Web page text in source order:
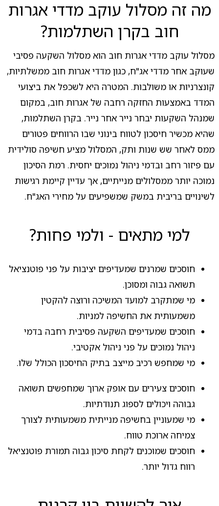
מה זה מסלול עוקב מדדי אגרות
חוב בקרן השתלמות?
מסלול עוקב מדדי אגרות חוב הוא מסלול השקעה פסיבי
שעוקב אחר מדדי אג"ח, כגון מדדי אגרות חוב ממשלתיות,
קונצרניות או משולבות. המטרה היא לשכפל את ביצועי
המדד באמצעות החזקה רחבה של אגרות חוב, במקום
שמנהל השקעות יבחר נייר אחר נייר. בקרן השתלמות,
שהיא מכשיר חיסכון לטווח בינוני שבו הרווחים פטורים
ממס לאחר שש שנות ותק, המסלול מציע חשיפה סולידית
עם פיזור רחב ובדמי ניהול נמוכים יחסית. רמת הסיכון
נמוכה יותר ממסלולים מנייתיים, אך עדיין קיימת רגישות
לשינויים בריבית במשק שמשפיעים על מחירי האג"ח.
למי מתאים - ולמי פחות?
חוסכים שמרנים שמעדיפים יציבות על פני פוטנציאל
תשואה גבוה ומסוכן.
מי שמתקרב למועד המשיכה ורוצה להקטין
משמעותית את החשיפה למניות.
חוסכים שמעדיפים השקעה פסיבית רחבה בדמי
ניהול נמוכים על פני ניהול אקטיבי.
מי שמחפש רכיב מייצב בתיק החיסכון הכולל שלו.
חוסכים צעירים עם אופק ארוך שמחפשים תשואה
גבוהה ויכולים לספוג תנודתיות.
מי שמעוניין בחשיפה מנייתית משמעותית לצורך
צמיחה ארוכת טווח.
חוסכים שמוכנים לקחת סיכון גבוה תמורת פוטנציאל
רווח גדול יותר.